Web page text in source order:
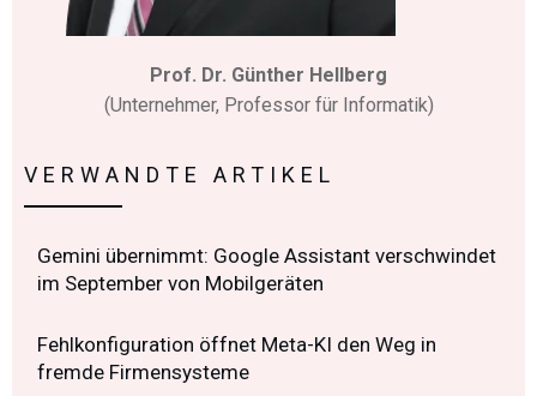
Prof. Dr. Günther Hellberg
(Unternehmer, Professor für Informatik)
VERWANDTE ARTIKEL
Gemini übernimmt: Google Assistant verschwindet
im September von Mobilgeräten
Fehlkonfiguration öffnet Meta-KI den Weg in
fremde Firmensysteme